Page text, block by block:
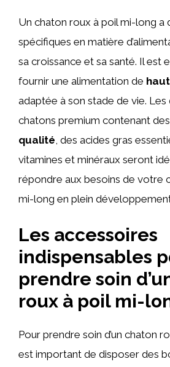
Un chaton roux à poil mi-long a
spécifiques en matière
sa croissance et sa santé. Il est
fournir une alimentation de
adaptée à son stade de vie.
chatons premium contenant
qualité , des acides gras
vitamines et minéraux seront
répondre aux besoins de votre
mi-long en plein
Les accessoires
indispensables
prendre soin
roux à poil mi-
Pour prendre soin d’un chaton
est important de disposer des